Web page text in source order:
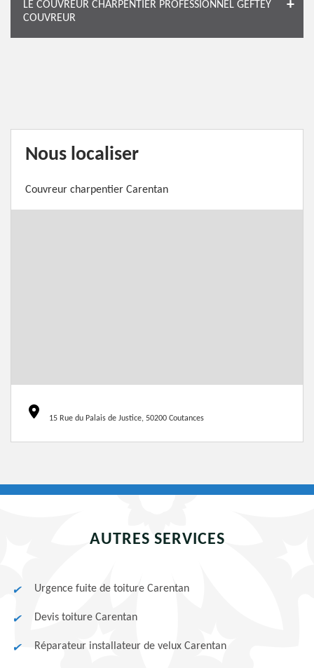
LE COUVREUR CHARPENTIER PROFESSIONNEL GEFTEY
COUVREUR
Nous localiser
Couvreur charpentier Carentan
15 Rue du Palais de Justice, 50200 Coutances
AUTRES SERVICES
Urgence fuite de toiture Carentan
Devis toiture Carentan
Réparateur installateur de velux Carentan